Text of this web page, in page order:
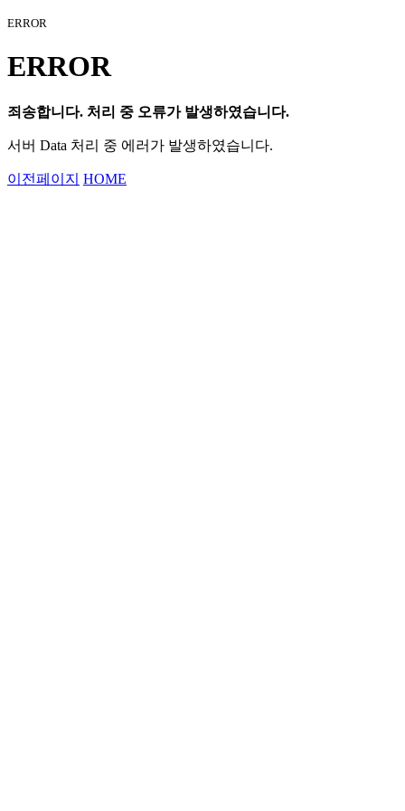
ERROR
ERROR
죄송합니다. 처리 중 오류가 발생하였습니다.
서버 Data 처리 중 에러가 발생하였습니다.
이전페이지 HOME